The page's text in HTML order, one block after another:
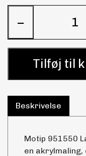
−
Tilføj til
Beskrivelse
Motip 951550
en